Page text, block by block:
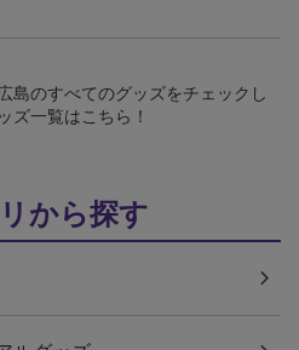
島のすべてのグッズをチェックし
ズ一覧はこちら！
から探す